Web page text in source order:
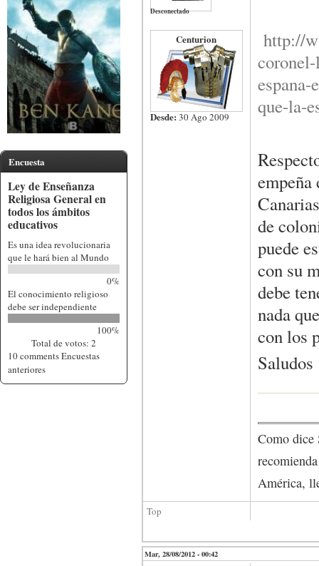
Encuesta
Ley de Enseñanza
Religiosa General en
todos los ámbitos
educativos
Es una idea revolucionaria
que le hará bien al Mundo
0%
El conocimiento religioso
debe ser independiente
100%
Total de votos: 2
10 commentsEncuestas
anteriores
Desconectado
Centurion
Desde: 30 Ago 2009
http://
que-la-
empeña
de
puede
con su
debe
nada
con los
Saludos
Como dice
América,
Top
Mar, 28/08/2012 - 00:42